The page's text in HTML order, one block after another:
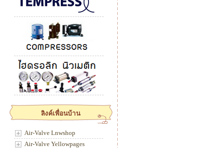
ลิงค์เพื่อนบ้าน
Air-Valve Lnwshop
Air-Valve Yellowpages